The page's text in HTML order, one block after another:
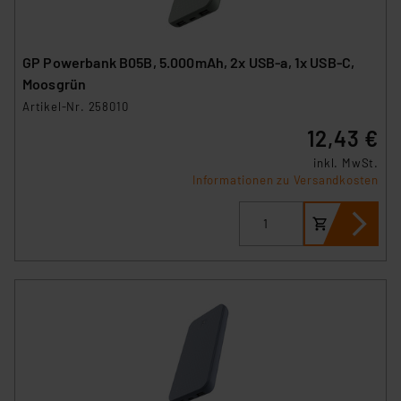
der Datenschutzerklärung. Für die USA besteht kein
Angemessenheitsbeschluss der EU. Dies bedeutet,
besteht etwa das Risiko, dass US-Behörden
Überwachungsprogrammen verarbeiten, ohne dass
hiergegen Klagemöglichkeiten für Europäer bestehen.
Unsere Kooperation mit diesen Dienstleistern stützt
sich auf die Standarddatenschutzklauseln der
Europäischen Kommission sowie einer eigenen
Datenschutzerklärung
GP Powerbank B05B, 5.000mAh, 2x USB-a, 1x USB-C,
Moosgrün
Artikel-Nr. 258010
12,43 €
inkl. MwSt.
Informationen zu Versandkosten